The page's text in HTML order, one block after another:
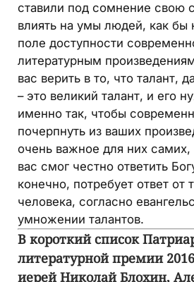
ставили под сомнение свою
влиять на умы людей, как бы
поле доступности
литературным
вас верить в то, что талант,
– это великий талант, и его
именно так, чтобы
почерпнуть из ваших
очень важное для них
вас смог честно ответить
конечно, потребует ответ от
человека, согласно
умножении талантов.
В короткий список
литературной премии
иерей Николай Блохин,